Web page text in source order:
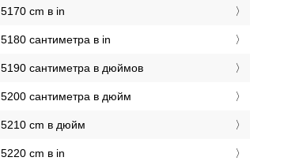
5170 cm в in
5180 сантиметра в in
5190 сантиметра в дюймов
5200 сантиметра в дюйм
5210 cm в дюйм
5220 cm в in